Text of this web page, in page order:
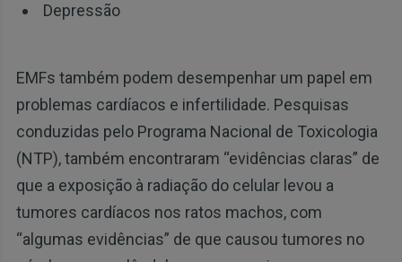
Depressão
EMFs também podem desempenhar um papel em
problemas cardíacos e infertilidade. Pesquisas
conduzidas pelo Programa Nacional de Toxicologia
(NTP), também encontraram “evidências claras” de
que a exposição à radiação do celular levou a
tumores cardíacos nos ratos machos, com
“algumas evidências” de que causou tumores no